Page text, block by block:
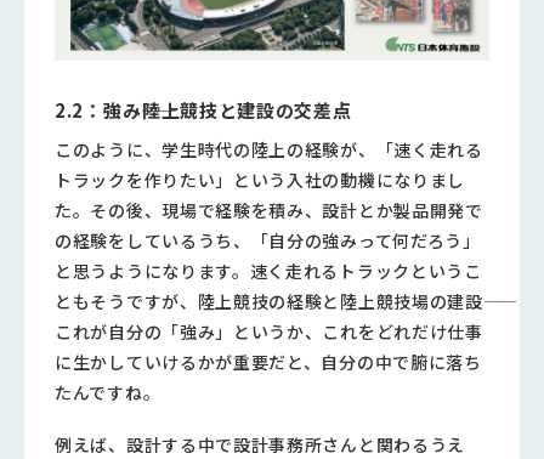
2.2：強み――陸上競技と建設の交差点
このように、学生時代の陸上の経験が、「速く走れる
トラックを作りたい」という入社の動機になりまし
た。その後、現場で経験を積み、設計とか製品開発で
の経験をしているうち、「自分の強みって何だろう」
と思うようになります。速く走れるトラックというこ
ともそうですが、陸上競技の経験と陸上競技場の建設――
これが自分の「強み」というか、これをどれだけ仕事
に生かしていけるかが重要だと、自分の中で腑に落ち
たんですね。
例えば、設計する中で設計事務所さんと関わるうえ